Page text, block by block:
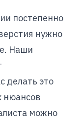
постепенно
нужно
Наши
делать это
нюансов
можно